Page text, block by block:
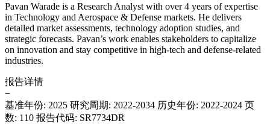
Pavan Warade is a Research Analyst with over 4 years of expertise
in Technology and Aerospace & Defense markets. He delivers
detailed market assessments, technology adoption studies, and
strategic forecasts. Pavan’s work enables stakeholders to capitalize
on innovation and stay competitive in high-tech and defense-related
industries.
报告详情
−
基准年份: 2025 研究周期: 2022-2034 历史年份: 2022-2024 页
数: 110 报告代码: SR7734DR